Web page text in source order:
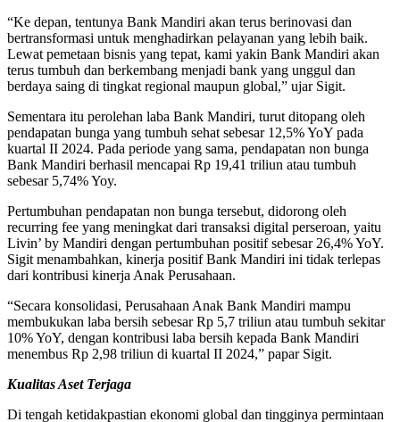
“Ke depan, tentunya Bank Mandiri akan terus berinovasi dan
bertransformasi untuk menghadirkan pelayanan yang lebih baik.
Lewat pemetaan bisnis yang tepat, kami yakin Bank Mandiri akan
terus tumbuh dan berkembang menjadi bank yang unggul dan
berdaya saing di tingkat regional maupun global,” ujar Sigit.
Sementara itu perolehan laba Bank Mandiri, turut ditopang oleh
pendapatan bunga yang tumbuh sehat sebesar 12,5% YoY pada
kuartal II 2024. Pada periode yang sama, pendapatan non bunga
Bank Mandiri berhasil mencapai Rp 19,41 triliun atau tumbuh
sebesar 5,74% Yoy.
Pertumbuhan pendapatan non bunga tersebut, didorong oleh
recurring fee yang meningkat dari transaksi digital perseroan, yaitu
Livin’ by Mandiri dengan pertumbuhan positif sebesar 26,4% YoY.
Sigit menambahkan, kinerja positif Bank Mandiri ini tidak terlepas
dari kontribusi kinerja Anak Perusahaan.
“Secara konsolidasi, Perusahaan Anak Bank Mandiri mampu
membukukan laba bersih sebesar Rp 5,7 triliun atau tumbuh sekitar
10% YoY, dengan kontribusi laba bersih kepada Bank Mandiri
menembus Rp 2,98 triliun di kuartal II 2024,” papar Sigit.
Kualitas Aset Terjaga
Di tengah ketidakpastian ekonomi global dan tingginya permintaan